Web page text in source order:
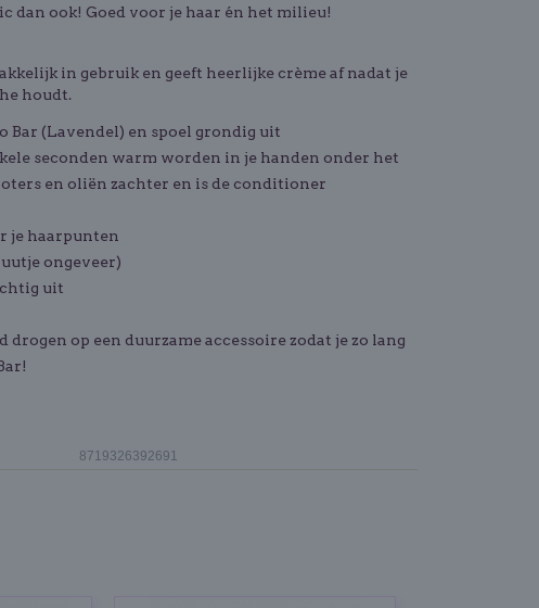
dan ook! Goed voor je haar én het milieu!
in gebruik en geeft heerlijke crème af nadat je
houdt.
Bar (Lavendel) en spoel grondig uit
seconden warm worden in je handen onder het
en oliën zachter en is de conditioner
je haarpunten
ongeveer)
uit
op een duurzame accessoire zodat je zo lang
8719326392691